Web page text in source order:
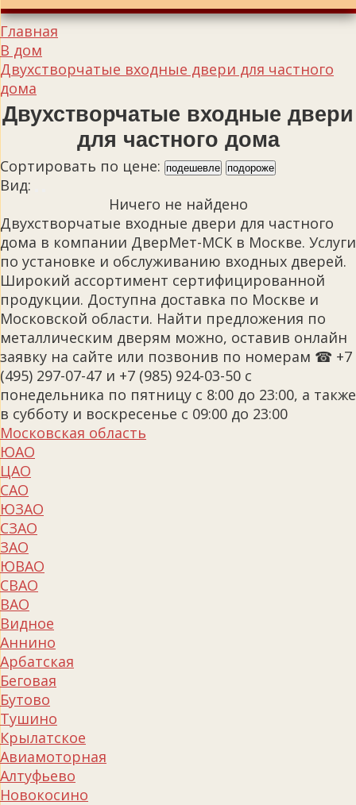
Главная
В дом
Двухстворчатые входные двери для частного
дома
Двухстворчатые входные двери
для частного дома
Сортировать по цене: подешевле подороже
Вид:
Ничего не найдено
Двухстворчатые входные двери для частного
дома в компании ДверМет-МСК в Москве. Услуги
по установке и обслуживанию входных дверей.
Широкий ассортимент сертифицированной
продукции. Доступна доставка по Москве и
Московской области. Найти предложения по
металлическим дверям можно, оставив онлайн
заявку на сайте или позвонив по номерам ☎ +7
(495) 297-07-47 и +7 (985) 924-03-50 с
понедельника по пятницу с 8:00 до 23:00, а также
в субботу и воскресенье с 09:00 до 23:00
Московская область
ЮАО
ЦАО
САО
ЮЗАО
СЗАО
ЗАО
ЮВАО
СВАО
ВАО
Видное
Аннино
Арбатская
Беговая
Бутово
Тушино
Крылатское
Авиамоторная
Алтуфьево
Новокосино